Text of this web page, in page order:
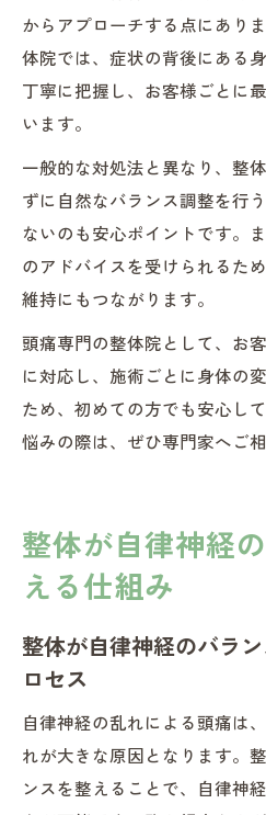
からアプローチする点にあり
体院では、症状の背後にある
丁寧に把握し、お客様ごとに
います。
一般的な対処法と異なり、整
ずに自然なバランス調整を行
ないのも安心ポイントです。
のアドバイスを受けられるた
維持にもつながります。
頭痛専門の整体院として、お
に対応し、施術ごとに身体の
ため、初めての方でも安心し
悩みの際は、ぜひ専門家へご相
整体が自律神経
える仕組み
整体が自律神経のバラ
ロセス
自律神経の乱れによる頭痛は
れが大きな原因となります。
ンスを整えることで、自律神